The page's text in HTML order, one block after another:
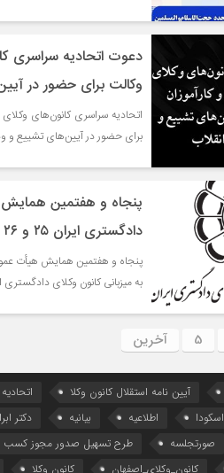
دعوت اتحادیه سراسری
وکالت برای حضور در
اتحادیه سراسری کانون‌های وکلای
برای حضور در آیین‌های تشییع و
پنجاه و هفتمین
دادگستری ایران ۲۵ و ۲۶ شهریور ماه ۱۴۰۵ برگزار می‌شود
به میزبانی کانون وکلای دادگستری
5 آخرین
آیین ‌نامه استقلال کانون وکلا
اسکودا اطلاعیه بیانیه دکتر
صورتجلسه طرح تسهیل صدور مجوز کسب
کانون_وکلای_اصفهان کانون وکلا